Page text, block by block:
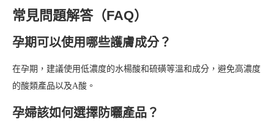
常見問題解答（FAQ）
孕期可以使用哪些護膚成分？
在孕期，建議使用低濃度的水楊酸和硫磺等溫和成分，避免高濃度
的酸類產品以及A酸。
孕婦該如何選擇防曬產品？